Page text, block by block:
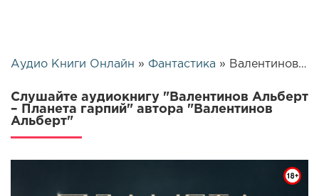
Аудио Книги Онлайн » Фантастика » Валентинов Альберт – Планета гарпий | 26458
Слушайте аудиокнигу "Валентинов Альберт
– Планета гарпий" автора "Валентинов
Альберт"